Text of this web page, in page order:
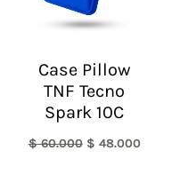
Case Pillow
TNF Tecno
Spark 10C
$60.000 $ 48.000